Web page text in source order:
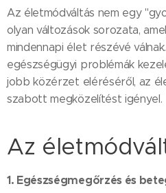
Az életmódváltás nem egy
olyan változások sorozata,
mindennapi élet részévé
egészségügyi problémák
jobb közérzet eléréséről, az
szabott megközelítést igényel.
Az
1. Egészségmegőrzés és